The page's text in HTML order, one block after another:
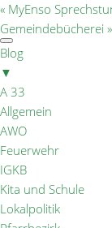
« MyEnso
Gemeindebücherei »
Blog
▼
A 33
Allgemein
AWO
Feuerwehr
IGKB
Kita und Schule
Lokalpolitik